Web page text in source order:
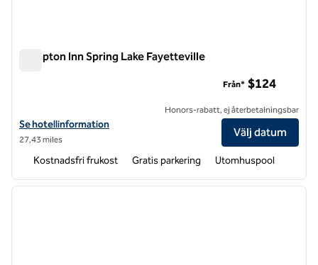
Hampton Inn Spring Lake Fayetteville
Visa hotelldetaljer för Hampton Inn Spring Lake Fayetteville
Se hotellinformation
27,43 miles
Från* $124
Honors-rabatt, ej återbetalningsbar
Välj datum
Kostnadsfri frukost Gratis parkering Utomhuspool
1 av 12
nästa